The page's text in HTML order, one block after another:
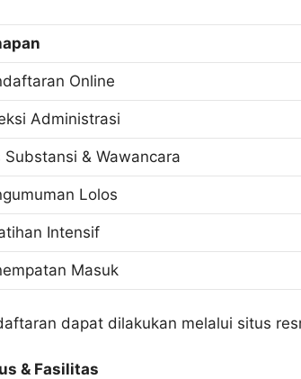
Online
Administrasi
Substansi & Wawancara
Lolos
Intensif
Masuk
dapat dilakukan melalui situs
& Fasilitas